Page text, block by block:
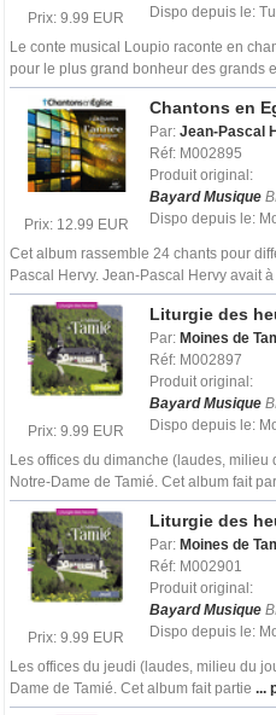
Prix: 9.99 EUR
Dispo depuis le:
Le conte musical Loupio raconte en
pour le plus grand bonheur des grands
Prix: 12.99 EUR
Chantons en
Par: Jean-Pascal
Réf: M002895
Produit original:
Bayard Musique
Dispo depuis le:
Cet album rassemble 24 chants pour
Pascal Hervy. Jean-Pascal Hervy avait à
Prix: 9.99 EUR
Liturgie des
Par: Moines de
Réf: M002897
Produit original:
Bayard Musique
Dispo depuis le:
Les offices du dimanche (laudes,
Notre-Dame de Tamié. Cet album fait
Prix: 9.99 EUR
Liturgie des
Par: Moines de
Réf: M002901
Produit original:
Bayard Musique
Dispo depuis le:
Les offices du jeudi (laudes, milieu du
Dame de Tamié. Cet album fait partie ...